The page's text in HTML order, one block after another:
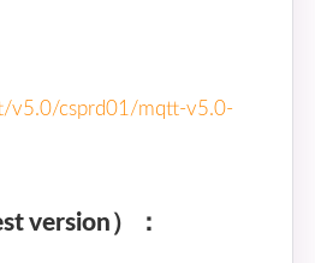
v5.0/csprd01/mqtt-v5.0-
version）：